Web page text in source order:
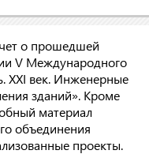
о прошедшей
V Международного
XXI век. Инженерные
зданий». Кроме
материал
объединения
проекты.